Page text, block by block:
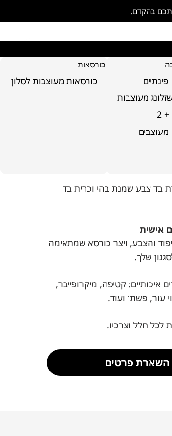
בהקדם.
פינתיים
מעוצבות
מעוצבים
כורסאות
כורסאות מעוצבות לסלון
בד צבע שמנת בהי וכרית בד
אישית
והצבע, ויצר כורסא שמתאימה
שלך.
איכותיים: קטיפה, מיקרופייבר,
עור, פשתן ועוד.
חלל וצרכיו.
השארת פרטים